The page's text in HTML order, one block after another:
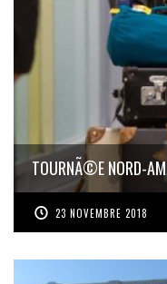
TOURNÃ©E NORD-
23 NOVEMBRE 2018